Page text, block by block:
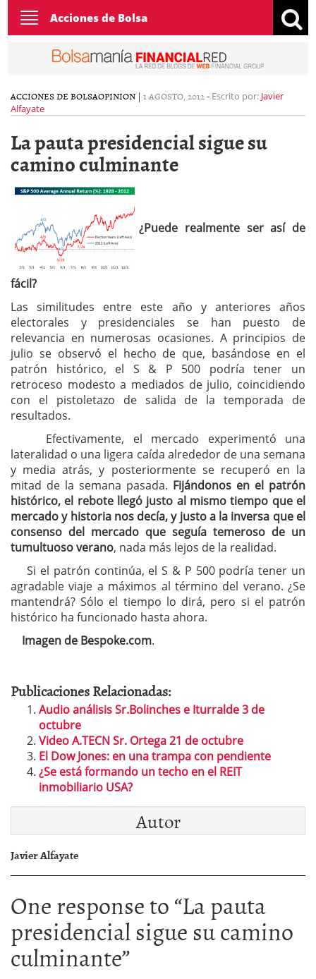
Toggle
navigation
Acciones de Bolsa
ACCIONES DE BOLSAOPINION | 1 AGOSTO, 2012- Escrito por: Javier
Alfayate
La pauta presidencial sigue su
camino culminante
¿Puede realmente ser así de
fácil?
Las similitudes entre este año y anteriores años
electorales y presidenciales se han puesto de
relevancia en numerosas ocasiones. A principios de
julio se observó el hecho de que, basándose en el
patrón histórico, el S & P 500 podría tener un
retroceso modesto a mediados de julio, coincidiendo
con el pistoletazo de salida de la temporada de
resultados.
Efectivamente, el mercado experimentó una
lateralidad o una ligera caída alrededor de una semana
y media atrás, y posteriormente se recuperó en la
mitad de la semana pasada. Fijándonos en el patrón
histórico, el rebote llegó justo al mismo tiempo que el
mercado y historia nos decía, y justo a la inversa que el
consenso del mercado que seguía temeroso de un
tumultuoso verano, nada más lejos de la realidad.
Si el patrón continúa, el S & P 500 podría tener un
agradable viaje a máximos al término del verano. ¿Se
mantendrá? Sólo el tiempo lo dirá, pero si el patrón
histórico ha funcionado hasta ahora.
Imagen de Bespoke.com.
Publicaciones Relacionadas:
Audio análisis Sr.Bolinches e Iturralde 3 de
octubre
Video A.TECN Sr. Ortega 21 de octubre
El Dow Jones: en una trampa con pendiente
¿Se está formando un techo en el REIT
inmobiliario USA?
Autor
Javier Alfayate
One response to “La pauta
presidencial sigue su camino
culminante”